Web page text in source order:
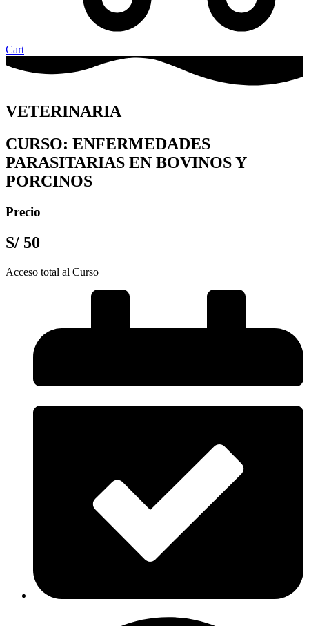
Cart
VETERINARIA
CURSO: ENFERMEDADES
PARASITARIAS EN BOVINOS Y
PORCINOS
Precio
S/ 50
Acceso total al Curso